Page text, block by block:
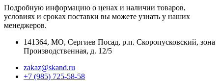
Подробную информацию о ценах и наличии товаров,
условиях и сроках поставки вы можете узнать у наших
менеджеров.
141364, МО, Сергиев Посад, р.п. Скоропусковский, зона
Производственная, д. 12/5
zakaz@skand.ru
+7 (985) 725-58-58